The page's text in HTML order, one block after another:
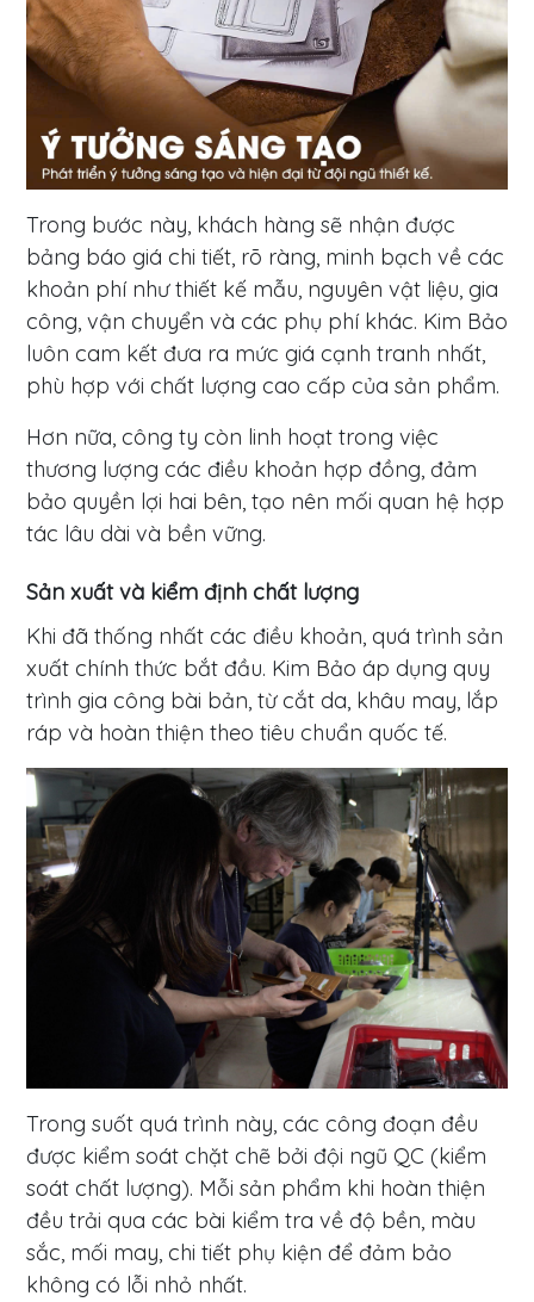
Trong bước này, khách hàng sẽ nhận được
bảng báo giá chi tiết, rõ ràng, minh bạch về các
khoản phí như thiết kế mẫu, nguyên vật liệu, gia
công, vận chuyển và các phụ phí khác. Kim Bảo
luôn cam kết đưa ra mức giá cạnh tranh nhất,
phù hợp với chất lượng cao cấp của sản phẩm.
Hơn nữa, công ty còn linh hoạt trong việc
thương lượng các điều khoản hợp đồng, đảm
bảo quyền lợi hai bên, tạo nên mối quan hệ hợp
tác lâu dài và bền vững.
Sản xuất và kiểm định chất lượng
Khi đã thống nhất các điều khoản, quá trình sản
xuất chính thức bắt đầu. Kim Bảo áp dụng quy
trình gia công bài bản, từ cắt da, khâu may, lắp
ráp và hoàn thiện theo tiêu chuẩn quốc tế.
Trong suốt quá trình này, các công đoạn đều
được kiểm soát chặt chẽ bởi đội ngũ QC (kiểm
soát chất lượng). Mỗi sản phẩm khi hoàn thiện
đều trải qua các bài kiểm tra về độ bền, màu
sắc, mối may, chi tiết phụ kiện để đảm bảo
không có lỗi nhỏ nhất.